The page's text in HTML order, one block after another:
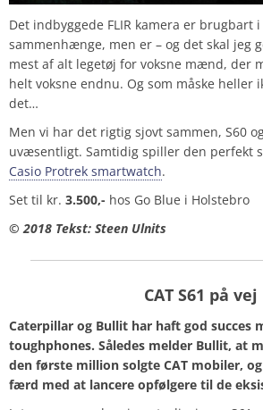
Det indbyggede FLIR kamera er brugbart
sammenhænge, men er – og det skal jeg
mest af alt legetøj for voksne mænd, der
helt voksne endnu. Og som måske heller
det…
Men vi har det rigtig sjovt sammen, S60
uvæsentligt. Samtidig spiller den perfekt
Casio Protrek smartwatch.
Set til kr. 3.500,- hos Go Blue i Holstebro
© 2018 Tekst: Steen Ulnits
CAT S61 på vej
Caterpillar og Bullit har haft god succes
toughphones. Således melder Bullit, at
den første million solgte CAT mobiler,
færd med at lancere opfølgere til de